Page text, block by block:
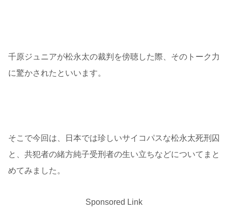
千原ジュニアが松永太の裁判を傍聴した際、そのトーク力
に驚かされたといいます。
そこで今回は、日本では珍しいサイコパスな松永太死刑囚
と、共犯者の緒方純子受刑者の生い立ちなどについてまと
めてみました。
Sponsored Link